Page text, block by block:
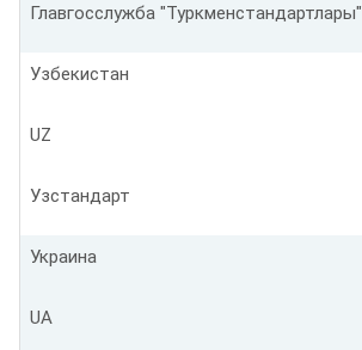
Главгосслужба "Туркменстандартлары"
Узбекистан
UZ
Узстандарт
Украина
UA